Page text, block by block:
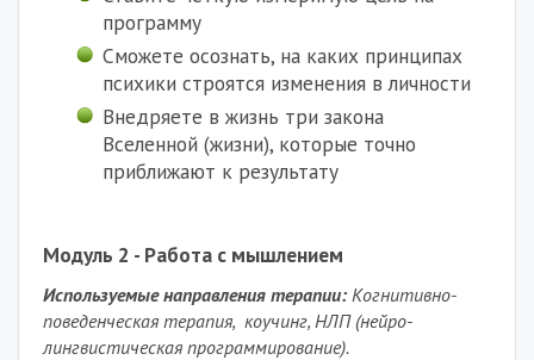
программу
Сможете осознать, на каких принципах
психики строятся изменения в личности
Внедряете в жизнь три закона
Вселенной (жизни), которые точно
приближают к результату
Модуль 2 - Работа с мышлением
Используемые направления терапии: Когнитивно-
поведенческая терапия, коучинг, НЛП (нейро-
лингвистическая программирование).